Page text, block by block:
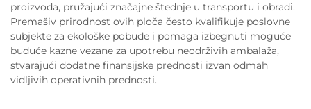
proizvoda, pružajući značajne štednje u transportu i obradi.
Premašiv prirodnost ovih ploča često kvalifikuje poslovne
subjekte za ekološke pobude i pomaga izbegnuti moguće
buduće kazne vezane za upotrebu neodrživih ambalaža,
stvarajući dodatne finansijske prednosti izvan odmah
vidljivih operativnih prednosti.